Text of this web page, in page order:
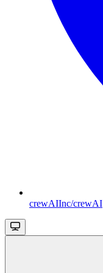
crewAIInc/crewAI